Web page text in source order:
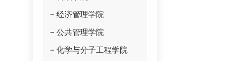
经济管理学院
公共管理学院
化学与分子工程学院